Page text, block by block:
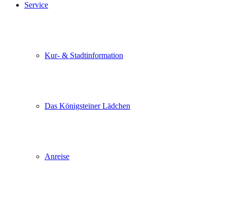
Service
Kur- & Stadtinformation
Das Königsteiner Lädchen
Anreise